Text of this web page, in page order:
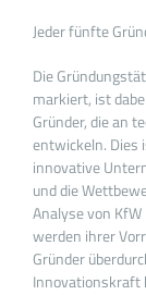
Jeder fünfte
Die
markiert, ist
Gründer, die an
entwickeln. Dies
innovative
und die
Analyse von
werden ihrer
Gründer
Innovationskraft